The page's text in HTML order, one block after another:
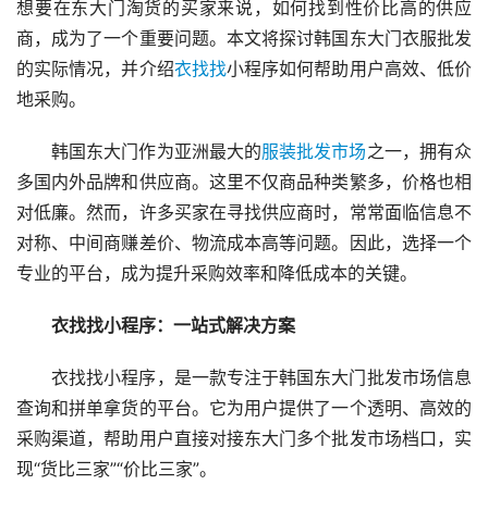
想要在东大门淘货的买家来说，如何找到性价比高的供应
商，成为了一个重要问题。本文将探讨韩国东大门衣服批发
的实际情况，并介绍衣找找小程序如何帮助用户高效、低价
地采购。
韩国东大门作为亚洲最大的服装批发市场之一，拥有众
多国内外品牌和供应商。这里不仅商品种类繁多，价格也相
对低廉。然而，许多买家在寻找供应商时，常常面临信息不
对称、中间商赚差价、物流成本高等问题。因此，选择一个
专业的平台，成为提升采购效率和降低成本的关键。
衣找找小程序：一站式解决方案
衣找找小程序，是一款专注于韩国东大门批发市场信息
查询和拼单拿货的平台。它为用户提供了一个透明、高效的
采购渠道，帮助用户直接对接东大门多个批发市场档口，实
现“货比三家”“价比三家”。